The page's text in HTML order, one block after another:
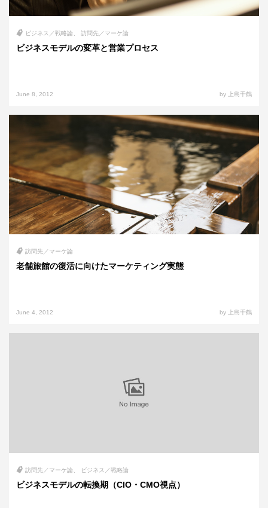
ビジネス／戦略論 訪問先／マーケ論
ビジネスモデルの変革と営業プロセス
June 8, 2012 by 上島千鶴
訪問先／マーケ論
老舗旅館の復活に向けたマーケティング実態
June 4, 2012 by 上島千鶴
訪問先／マーケ論 ビジネス／戦略論
ビジネスモデルの転換期（CIO・CMO視点）